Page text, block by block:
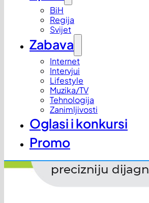
BiH
Regija
Svijet
Zabava
Internet
Intervjui
Lifestyle
Muzika/TV
Tehnologija
Zanimljivosti
Oglasi i konkursi
Promo